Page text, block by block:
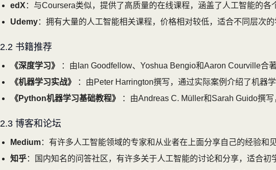
edX ：与Coursera类似，提供了高质量的在线课程，涵盖了人工智能的各
Udemy：拥有大量的人工智能相关课程，价格相对较低，适合不同层次的
2.2 书籍推荐
《深度学习》
：由Ian Goodfellow、Yoshua Bengio和Aaron Courville合
《机器学习实战》
：由Peter Harrington撰写，通过实际案例介绍了机器
《Python机器学习基础教程》
：由Andreas C. Müller和Sarah Guido撰
2.3 博客和论坛
Medium：有许多人工智能领域的专家和从业者在上面分享自己的经验和
知乎：国内知名的问答社区，有许多关于人工智能的讨论和分享，适合初